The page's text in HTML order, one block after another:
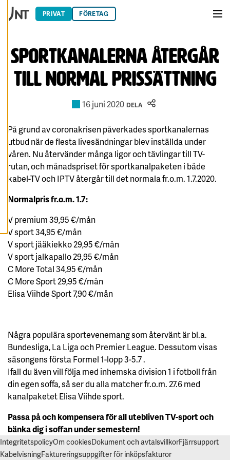
och kan ändra dem
när som helst. Läs
R
D
C
O
O
K
I
E
V
I
S
A
A
L
A
A
C
C
E
A
A
L
L
A
C
O
O
K
I
S
Hoppa till innehåll
PRIVAT FÖRETAG
Sportkanalerna återgår
till normal prissättning
16 juni 2020 DELA
På grund av coronakrisen påverkades sportkanalernas
utbud när de flesta livesändningar blev inställda under
våren. Nu återvänder många ligor och tävlingar till TV-
rutan, och månadspriset för sportkanalpaketen i både
kabel-TV och IPTV återgår till det normala fr.o.m. 1.7.2020.
Normalpris fr.o.m. 1.7:
V premium 39,95 €/mån
V sport 34,95 €/mån
V sport jääkiekko 29,95 €/mån
V sport jalkapallo 29,95 €/mån
C More Total 34,95 €/mån
C More Sport 29,95 €/mån
Elisa Viihde Sport 7,90 €/mån
Några populära sportevenemang som återvänt är bl.a.
Bundesliga, La Liga och Premier League. Dessutom visas
säsongens första Formel 1-lopp 3-5.7 .
Ifall du även vill följa med inhemska division 1 i fotboll från
din egen soffa, så ser du alla matcher fr.o.m. 27.6 med
kanalpaketet Elisa Viihde sport.
Passa på och kompensera för all utebliven TV-sport och
bänka dig i soffan under semestern!
IntegritetspolicyOm cookiesDokument och avtalsvillkorFjärrsupport
KabelvisningFaktureringsuppgifter för inköpsfakturor